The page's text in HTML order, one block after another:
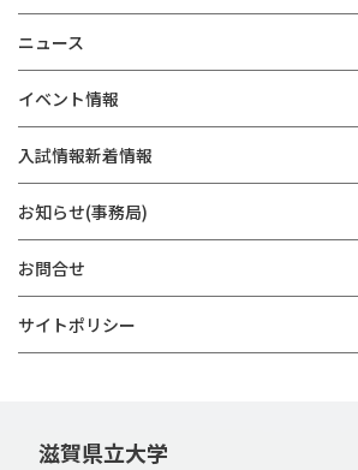
ニュース
イベント情報
入試情報新着情報
お知らせ(事務局)
お問合せ
サイトポリシー
滋賀県立大学